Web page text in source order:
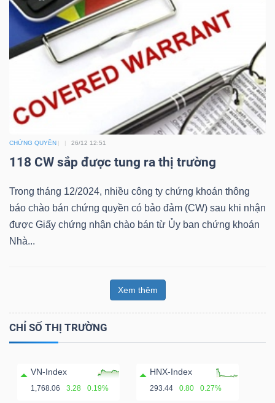
CHỨNG QUYỀN 26/12 12:51
118 CW sắp được tung ra thị trường
Trong tháng 12/2024, nhiều công ty chứng khoán thông
báo chào bán chứng quyền có bảo đảm (CW) sau khi nhận
được Giấy chứng nhận chào bán từ Ủy ban chứng khoán
Nhà...
Xem thêm
CHỈ SỐ THỊ TRƯỜNG
VN-Index
1,768.06 3.28 0.19%
HNX-Index
293.44 0.80 0.27%
đạo
(-)
Tất cả Người nội bộ Người liên quan Cổ đông lớn
tức
(-)
Bài
của
tác
giả
(-)
phân
tích